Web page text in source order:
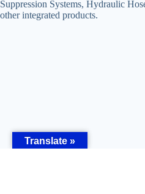
Suppression Systems, Hydraulic
other integrated products.
Translate »